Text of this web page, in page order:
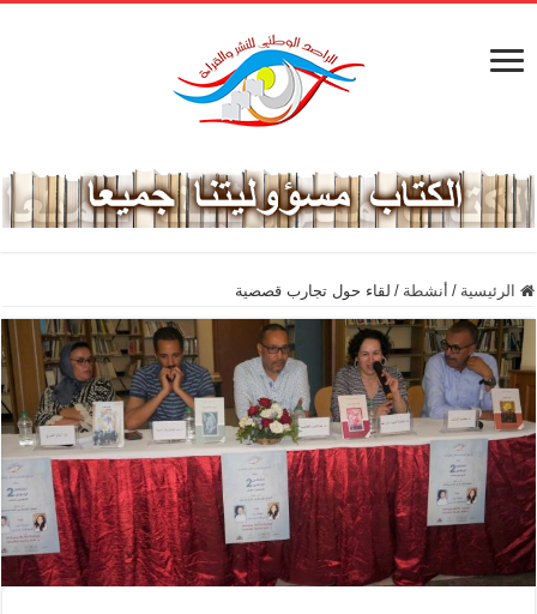
الرئيسية / أنشطة / لقاء حول تجارب قصصية